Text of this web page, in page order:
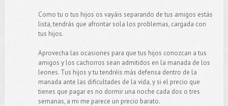
Como tu o tus hijos os vayáis separando de tus amigos estás
lista, tendrás que afrontar sola los problemas, cargada con
tus hijos.
Aprovecha las ocasiones para que tus hijos conozcan a tus
amigos y los cachorros sean admitidos en la manada de los
leones. Tus hijos y tu tendréis más defensa dentro de la
manada ante las dificultades de la vida, y si el precio que
tienes que pagar es no dormir una noche cada dos o tres
semanas, a mi me parece un precio barato.